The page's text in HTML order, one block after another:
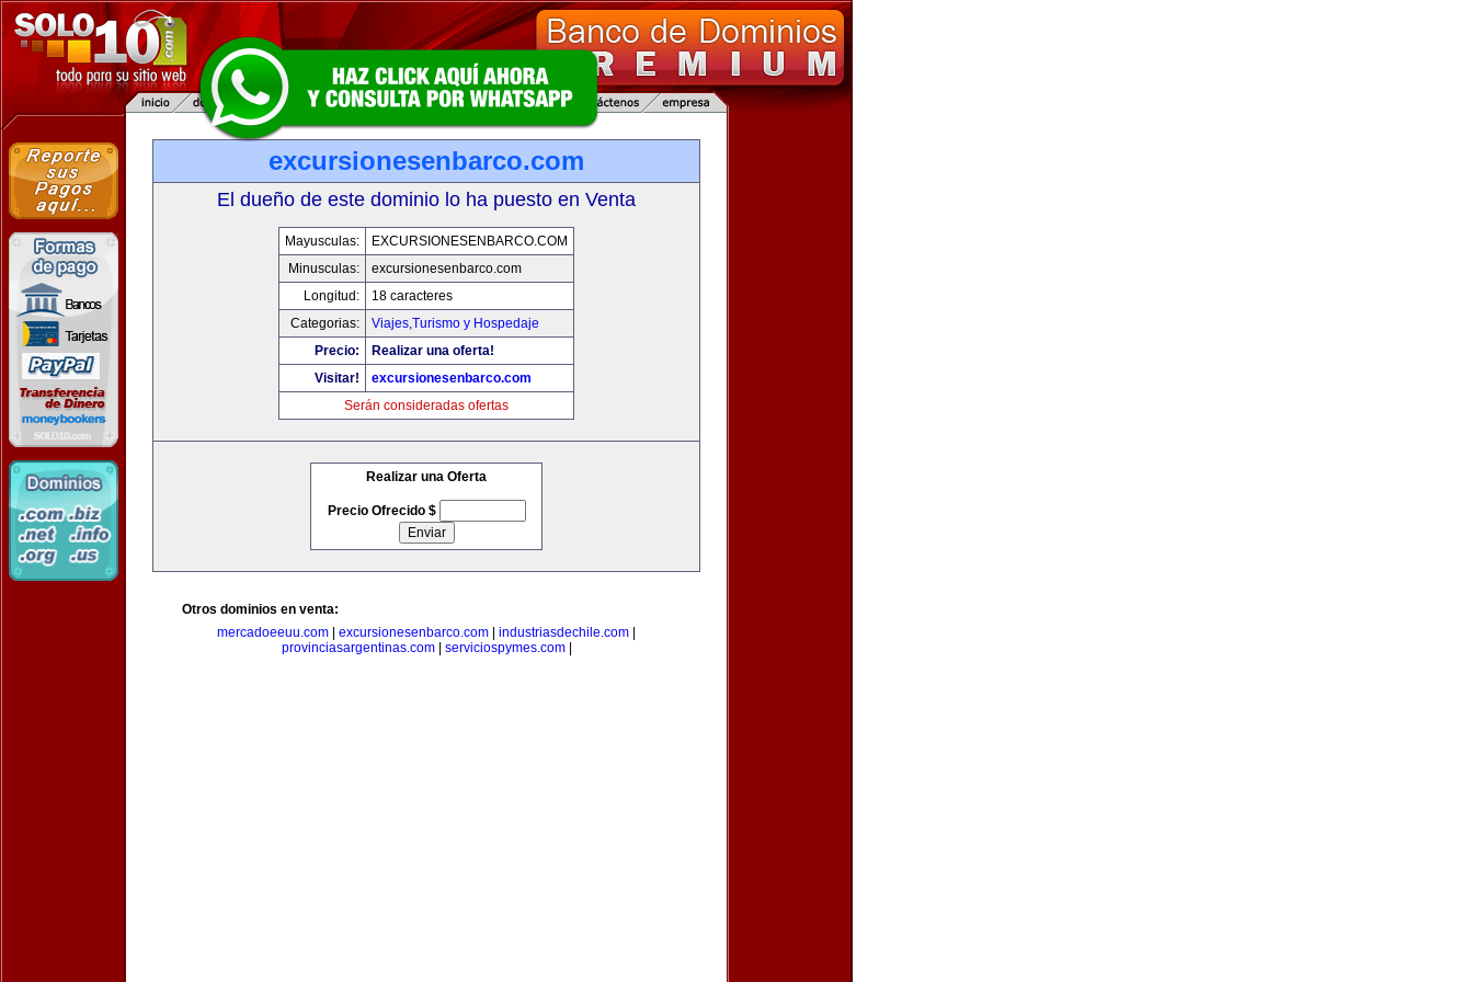
excursionesenbarco.com
El dueño de este dominio lo ha puesto en Venta
Mayusculas:
EXCURSIONESENBARCO.COM
Minusculas:
excursionesenbarco.com
Longitud:
18 caracteres
Categorias:
Viajes,Turismo y Hospedaje
Precio:
Realizar una oferta!
Visitar!
excursionesenbarco.com
Serán consideradas ofertas
Realizar una Oferta
Precio Ofrecido $
Otros dominios en venta:
mercadoeeuu.com
excursionesenbarco.com industriasdechile.com
provinciasargentinas.com| serviciospymes.com|